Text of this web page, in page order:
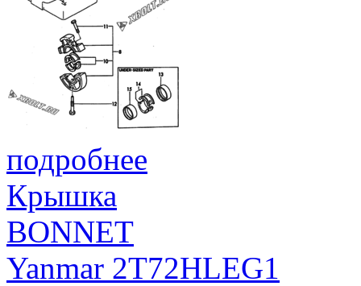
подробнее
Крышка
BONNET
Yanmar 2T72HLEG1